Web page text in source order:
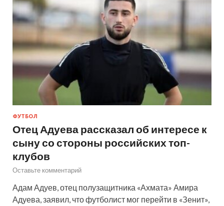
ФУТБОЛ
Отец Адуева рассказал об интересе к
сыну со стороны российских топ-
клубов
Оставьте комментарий
Адам Адуев, отец полузащитника «Ахмата» Амира
Адуева, заявил, что футболист мог перейти в «Зенит»,